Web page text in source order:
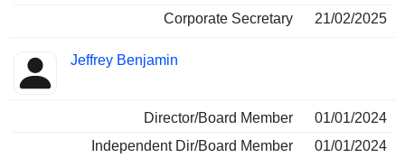
Corporate Secretary
21/02/2025
Jeffrey Benjamin
Director/Board Member
01/01/2024
Independent Dir/Board Member
01/01/2024